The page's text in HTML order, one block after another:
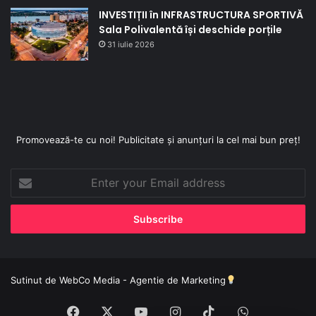
INVESTIȚII în INFRASTRUCTURA SPORTIVĂ
Sala Polivalentă își deschide porțile
31 iulie 2026
Promovează-te cu noi! Publicitate și anunțuri la cel mai bun preț!
your
Email
Sutinut de WebCo Media - Agentie de Marketing
Facebook YouTubeInstagram
TikTokWhatsApp